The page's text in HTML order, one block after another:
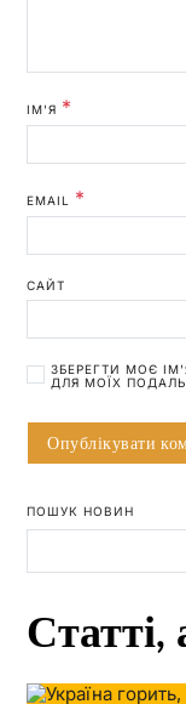
ІМ'Я *
EMAIL *
САЙТ
ЗБЕРЕГТИ МОЄ
ДЛЯ МОЇХ
ПОШУК НОВИН
Статті,